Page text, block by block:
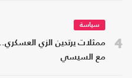
4
سياسة
ممثلات يرتدين الزي
مع السيسي